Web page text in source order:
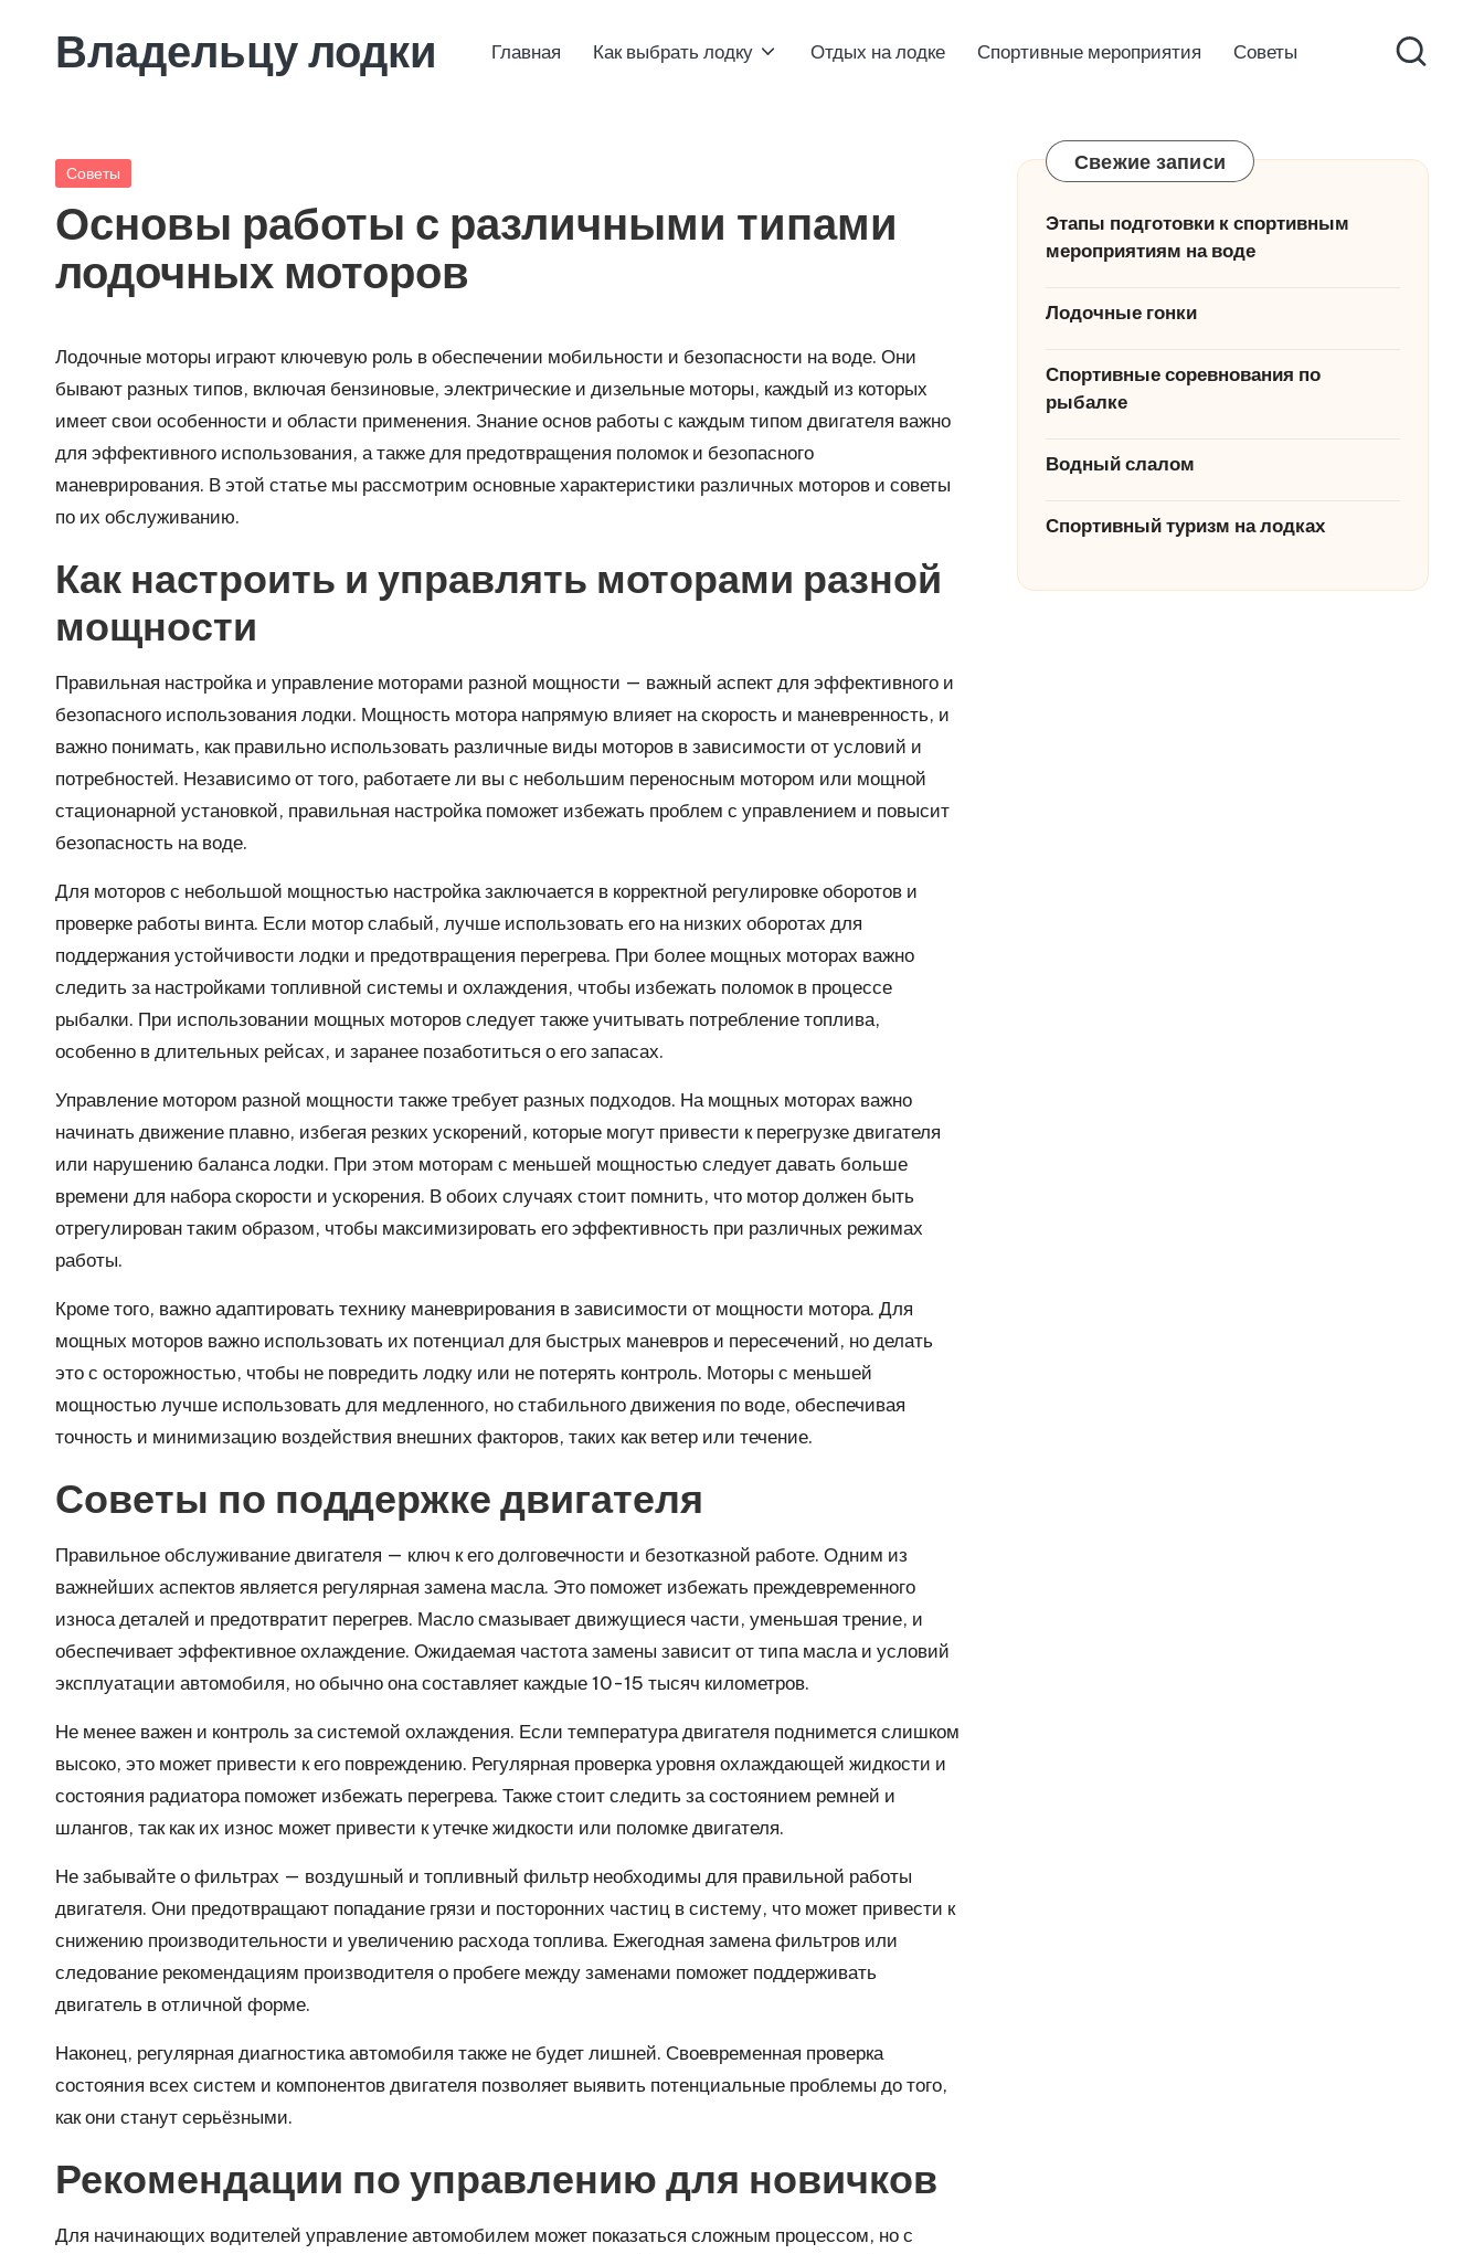
Владельцу лодки
лодках
для
заботливых
Главная Как выбрать лодку Отдых на лодке Спортивные мероприятия Советы
Posted
Советы
Основы работы с различными типами
лодочных моторов
Лодочные моторы играют ключевую роль в обеспечении мобильности и безопасности на воде. Они
бывают разных типов, включая бензиновые, электрические и дизельные моторы, каждый из которых
имеет свои особенности и области применения. Знание основ работы с каждым типом двигателя важно
для эффективного использования, а также для предотвращения поломок и безопасного
маневрирования. В этой статье мы рассмотрим основные характеристики различных моторов и советы
по их обслуживанию.
Как настроить и управлять моторами разной
мощности
Правильная настройка и управление моторами разной мощности — важный аспект для эффективного и
безопасного использования лодки. Мощность мотора напрямую влияет на скорость и маневренность, и
важно понимать, как правильно использовать различные виды моторов в зависимости от условий и
потребностей. Независимо от того, работаете ли вы с небольшим переносным мотором или мощной
стационарной установкой, правильная настройка поможет избежать проблем с управлением и повысит
безопасность на воде.
Для моторов с небольшой мощностью настройка заключается в корректной регулировке оборотов и
проверке работы винта. Если мотор слабый, лучше использовать его на низких оборотах для
поддержания устойчивости лодки и предотвращения перегрева. При более мощных моторах важно
следить за настройками топливной системы и охлаждения, чтобы избежать поломок в процессе
рыбалки. При использовании мощных моторов следует также учитывать потребление топлива,
особенно в длительных рейсах, и заранее позаботиться о его запасах.
Управление мотором разной мощности также требует разных подходов. На мощных моторах важно
начинать движение плавно, избегая резких ускорений, которые могут привести к перегрузке двигателя
или нарушению баланса лодки. При этом моторам с меньшей мощностью следует давать больше
времени для набора скорости и ускорения. В обоих случаях стоит помнить, что мотор должен быть
отрегулирован таким образом, чтобы максимизировать его эффективность при различных режимах
работы.
Кроме того, важно адаптировать технику маневрирования в зависимости от мощности мотора. Для
мощных моторов важно использовать их потенциал для быстрых маневров и пересечений, но делать
это с осторожностью, чтобы не повредить лодку или не потерять контроль. Моторы с меньшей
мощностью лучше использовать для медленного, но стабильного движения по воде, обеспечивая
точность и минимизацию воздействия внешних факторов, таких как ветер или течение.
Советы по поддержке двигателя
Правильное обслуживание двигателя — ключ к его долговечности и безотказной работе. Одним из
важнейших аспектов является регулярная замена масла. Это поможет избежать преждевременного
износа деталей и предотвратит перегрев. Масло смазывает движущиеся части, уменьшая трение, и
обеспечивает эффективное охлаждение. Ожидаемая частота замены зависит от типа масла и условий
эксплуатации автомобиля, но обычно она составляет каждые 10-15 тысяч километров.
Не менее важен и контроль за системой охлаждения. Если температура двигателя поднимется слишком
высоко, это может привести к его повреждению. Регулярная проверка уровня охлаждающей жидкости и
состояния радиатора поможет избежать перегрева. Также стоит следить за состоянием ремней и
шлангов, так как их износ может привести к утечке жидкости или поломке двигателя.
Не забывайте о фильтрах — воздушный и топливный фильтр необходимы для правильной работы
двигателя. Они предотвращают попадание грязи и посторонних частиц в систему, что может привести к
снижению производительности и увеличению расхода топлива. Ежегодная замена фильтров или
следование рекомендациям производителя о пробеге между заменами поможет поддерживать
двигатель в отличной форме.
Наконец, регулярная диагностика автомобиля также не будет лишней. Своевременная проверка
состояния всех систем и компонентов двигателя позволяет выявить потенциальные проблемы до того,
как они станут серьёзными.
Рекомендации по управлению для новичков
Для начинающих водителей управление автомобилем может показаться сложным процессом, но с
Свежие записи
Этапы подготовки к спортивным
мероприятиям на воде
Лодочные гонки
Спортивные соревнования по
рыбалке
Водный слалом
Спортивный туризм на лодках